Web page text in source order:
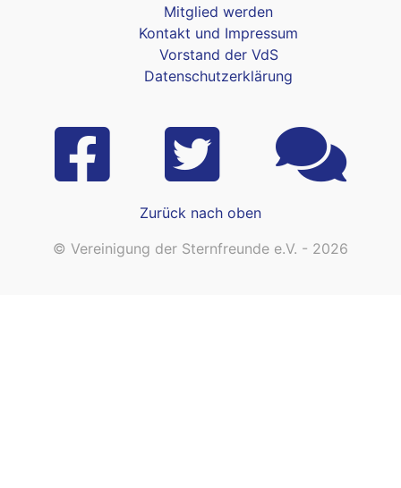
Mitglied werden
Kontakt und Impressum
Vorstand der VdS
Datenschutzerklärung
Zurück nach oben
© Vereinigung der Sternfreunde e.V. - 2026